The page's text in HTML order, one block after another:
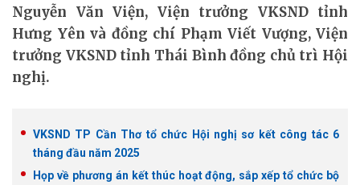
Nguyễn Văn Viện, Viện trưởng VKSND tỉnh
Hưng Yên và đồng chí Phạm Viết Vượng, Viện
trưởng VKSND tỉnh Thái Bình đồng chủ trì Hội
nghị.
VKSND TP Cần Thơ tổ chức Hội nghị sơ kết công tác 6
tháng đầu năm 2025
Họp về phương án kết thúc hoạt động, sắp xếp tổ chức bộ